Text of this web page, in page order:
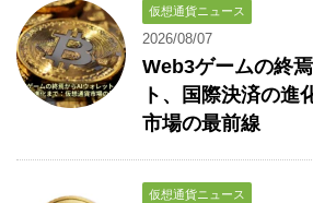
仮想通貨ニュース
2026/08/07
Web3ゲームの終
ト、国際決済の進
市場の最前線
仮想通貨ニュース